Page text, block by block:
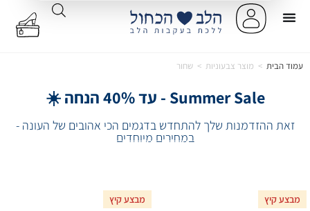
עמוד הבית > מוצר צבעוניות > שחור
Summer Sale - עד 40% הנחה ☀️
זאת ההזדמנות שלך להתחדש בדגמים הכי אהובים של העונה -
במחירים מיוחדים
מבצע קיץ מבצע קיץ